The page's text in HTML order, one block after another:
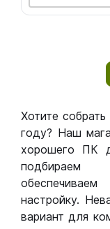
Хотите
году? Наш
хорошего ПК
подбираем
настройку.
вариант для